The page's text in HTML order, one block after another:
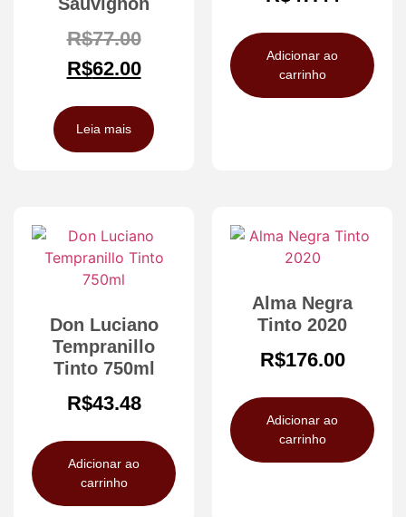
R$77.00
R$62.00
Leia mais
Adicionar ao
carrinho
Don Luciano
Tempranillo
Tinto 750ml
R$43.48
Adicionar ao
carrinho
Alma Negra
Tinto 2020
R$176.00
Adicionar ao
carrinho